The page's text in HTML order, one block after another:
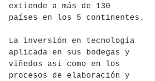
extiende a más de 130
países en los 5 continentes.
La inversión en tecnología
aplicada en sus bodegas y
viñedos así como en los
procesos de elaboración y